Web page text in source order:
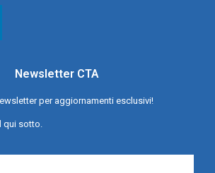
Newsletter CTA
per aggiornamenti esclusivi!
qui sotto.